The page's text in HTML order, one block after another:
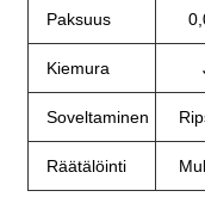
Paksuus
Kiemura J,
Soveltaminen
Räätälöinti